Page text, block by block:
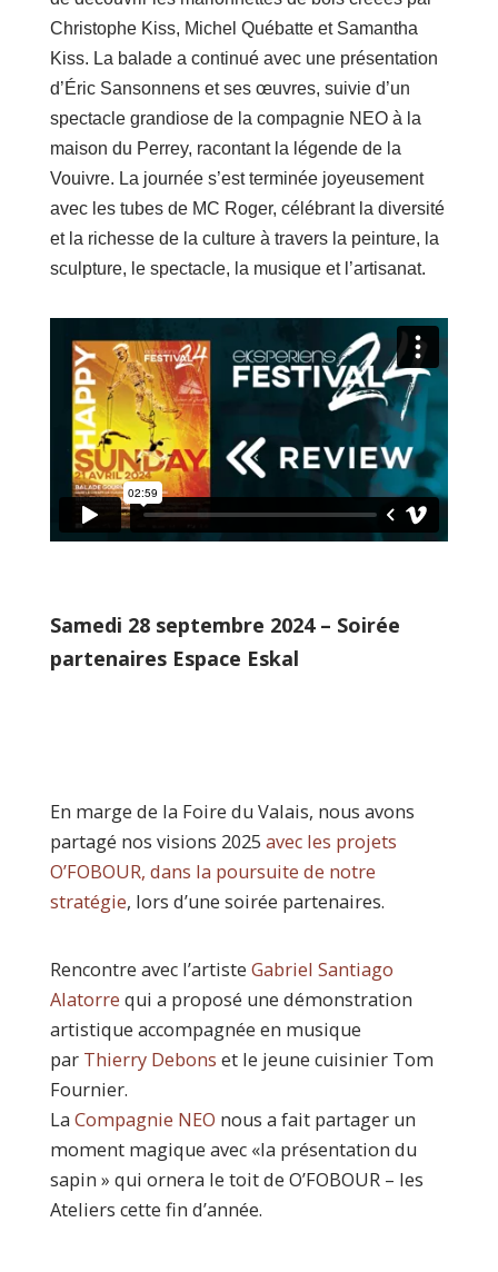
Christophe Kiss, Michel Québatte et Samantha
Kiss. La balade a continué avec une présentation
d’Éric Sansonnens et ses œuvres, suivie d’un
spectacle grandiose de la compagnie NEO à la
maison du Perrey, racontant la légende de la
Vouivre. La journée s’est terminée joyeusement
avec les tubes de MC Roger, célébrant la diversité
et la richesse de la culture à travers la peinture, la
sculpture, le spectacle, la musique et l’artisanat.
Samedi 28 septembre 2024 – Soirée
partenaires Espace Eskal
En marge de la Foire du Valais, nous avons
partagé nos visions 2025 avec les projets
O’FOBOUR, dans la poursuite de notre
stratégie, lors d’une soirée partenaires.
Rencontre avec l’artiste Gabriel Santiago
Alatorre qui a proposé une démonstration
artistique accompagnée en musique
par Thierry Debons et le jeune cuisinier Tom
Fournier.
La Compagnie NEO nous a fait partager un
moment magique avec «la présentation du
sapin » qui ornera le toit de O’FOBOUR – les
Ateliers cette fin d’année.